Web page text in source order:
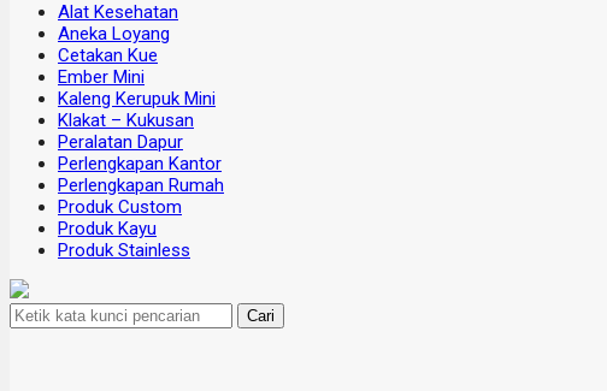
Alat Kesehatan
Aneka Loyang
Cetakan Kue
Ember Mini
Kaleng Kerupuk Mini
Klakat – Kukusan
Peralatan Dapur
Perlengkapan Kantor
Perlengkapan Rumah
Produk Custom
Produk Kayu
Produk Stainless
Cari